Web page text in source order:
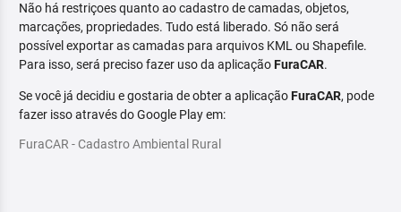
Não há restriçoes quanto ao cadastro de camadas, objetos,
marcações, propriedades. Tudo está liberado. Só não será
possível exportar as camadas para arquivos KML ou Shapefile.
Para isso, será preciso fazer uso da aplicaçãoFuraCAR.
Se você já decidiu e gostaria de obter a aplicaçãoFuraCAR, pode
fazer isso através do Google Play em:
FuraCAR - Cadastro Ambiental Rural